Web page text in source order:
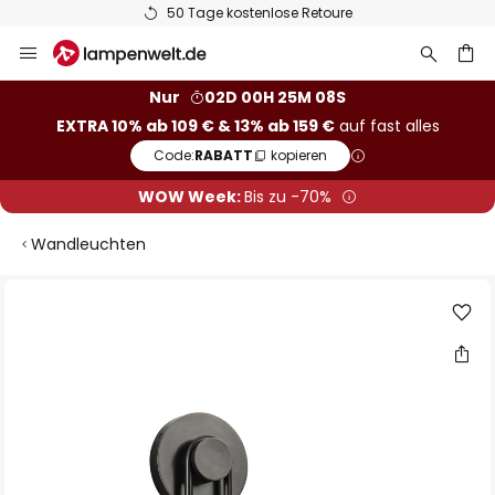
50 Tage kostenlose Retoure
Inhalt
Nur
02D 00H 25M 07S
EXTRA 10% ab 109 € & 13% ab 159 €auf fast alles
Code:RABATT kopieren
WOW Week:Bis zu -70%
Wandleuchten